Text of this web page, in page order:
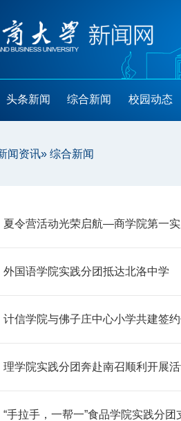
头条新闻 综合新闻 校园动态
闻资讯» 综合新闻
夏令营活动光荣启航—商学院第一
外国语学院实践分团抵达北洛中学​
计信学院与佛子庄中心小学共建签
理学院实践分团奔赴南召顺利开展
“手拉手，一帮一”食品学院实践分